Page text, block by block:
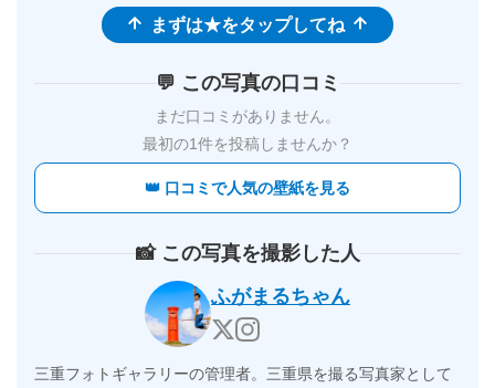
まずは★をタップしてね
💬 この写真の口コミ
まだ口コミがありません。
最初の1件を投稿しませんか？
👑 口コミで人気の壁紙を見る
📸 この写真を撮影した人
ふがまるちゃん
三重フォトギャラリーの管理者。三重県を撮る写真家として